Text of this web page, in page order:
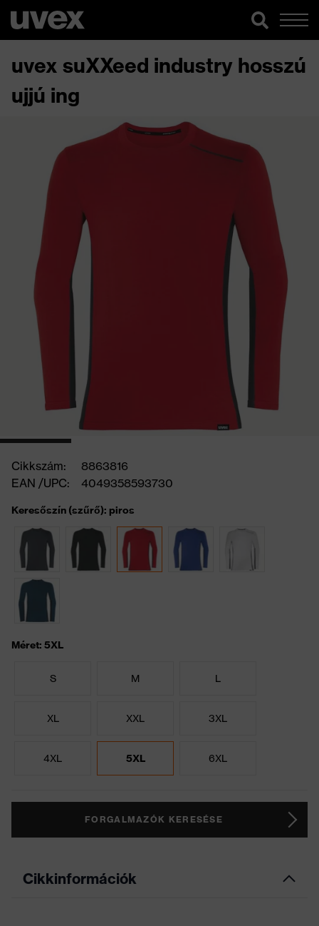
uvex suXXeed industry hosszú
ujjú ing
Cikkszám:
8863816
EAN /UPC:
4049358593730
Keresőszín (szűrő): piros
Méret: 5XL
S M L
XL XXL 3XL
4XL 5XL 6XL
FORGALMAZÓK KERESÉSE
Cikkinformációk